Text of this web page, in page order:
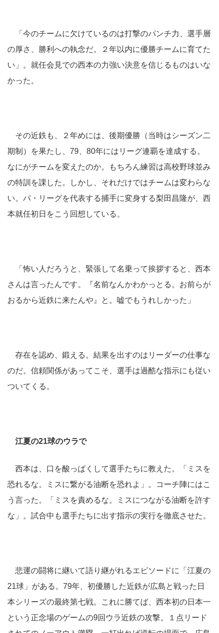
「今のチームに欠けているのは打撃のパンチ力、選手層
の厚さ、勝利への執念だ。２年以内に優勝チームに育てた
い」。就任会見での西本の力強い決意を信じるものはいな
かった。
その近鉄も、２年めには、後期優勝（当時はシーズン二
期制）を果たし、79、80年にはリーグ連覇を達成する。
なにがチームを変えたのか。もちろん練習は高校野球並み
の特訓を課した。しかし、それだけではチームは変わらな
い。パ・リーグを代表する捕手に変身する梨田昌隆が、西
本就任初日をこう回想している。
「怖い人だろうと、緊張して名乗って挨拶すると、西本
さんは言ったんです。『名前なんかわかっとる。お前らが
おるから近鉄に来たんや』と。嘘でもうれしかった」
存在を認め、鍛える。結果を出すのはリーダーの仕事な
のだ。信頼関係があってこそ、選手は過酷な指示にも従い
ついてくる。
江夏の21球のウラで
西本は、口を酸っぱくして選手たちに教えた。「ミスを
恐れるな。ミスに繋がる油断を恐れよ」。コーチ陣にはこ
う言った。「ミスを責めるな。ミスにつながる油断を許す
な」。試合中も選手たちに出す指示の実行を徹底させた。
悲運の闘将に継いて語り継がれるエピソードに「江夏の
21球」がある。79年、初優勝した近鉄が広島と戦った日
本シリーズの最終第七戦。これに勝てば、西本初の日本一
という正念場のゲームの9回ウラ近鉄の攻撃。１点リード